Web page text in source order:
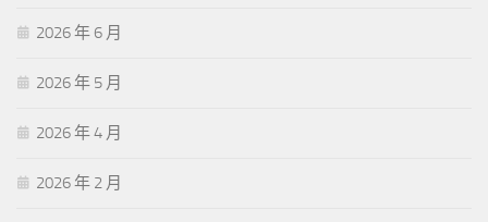
2026 年 6 月
2026 年 5 月
2026 年 4 月
2026 年 2 月